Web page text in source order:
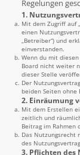
Regelungen
1.
Mit dem Zugriff auf
einen
„Betreiber“) und
einverstanden.
Wenn du mit
Board nicht weiter
dieser Stelle
Der
beiden Seiten
2. Einräumung
Mit dem Erstellen
zeitlich und
Beitrag im Rahmen
Das Nutzungsrecht
des
3. Pflichten des